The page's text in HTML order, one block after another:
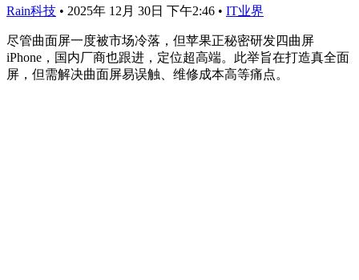
Rain科技 • 2025年 12月 30日 下午2:46 • IT业界
尽管曲面屏一度被市场冷落，但苹果正秘密研发四曲屏
iPhone，国内厂商也跟进，定位超高端。此举旨在打造真全面
屏，但需解决曲面屏易误触、维修成本高等痛点。